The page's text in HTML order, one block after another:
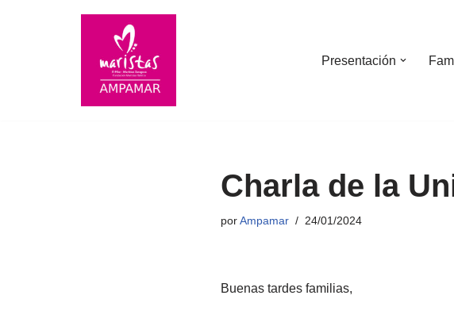
Presentación
Charla de la
porAmpamar 24/01/2024
Buenas tardes familias,